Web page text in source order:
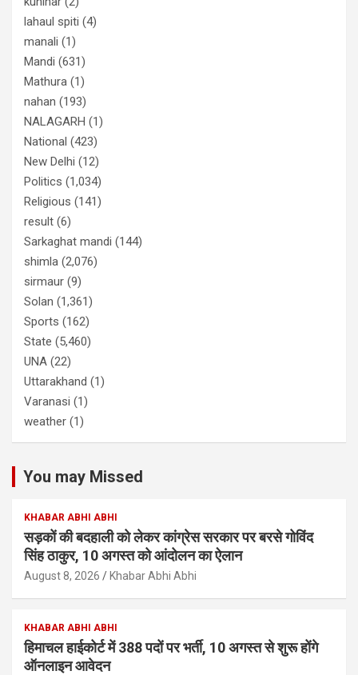
lahaul spiti (4)
manali (1)
Mandi (631)
Mathura (1)
nahan (193)
NALAGARH (1)
National (423)
New Delhi (12)
Politics (1,034)
Religious (141)
result (6)
Sarkaghat mandi (144)
shimla (2,076)
sirmaur (9)
Solan (1,361)
Sports (162)
State (5,460)
UNA (22)
Uttarakhand (1)
Varanasi (1)
weather (1)
You may Missed
KHABAR ABHI ABHI
सड़कों की बदहाली को लेकर कांग्रेस सरकार पर बरसे गोविंद
सिंह ठाकुर, 10 अगस्त को आंदोलन का ऐलान
August 8, 2026 Khabar Abhi Abhi
KHABAR ABHI ABHI
हिमाचल हाईकोर्ट में 388 पदों पर भर्ती, 10 अगस्त से शुरू होंगे
ऑनलाइन आवेदन